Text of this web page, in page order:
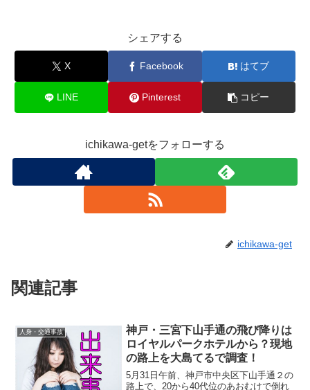
シェアする
X Facebook はてブ
LINE Pinterest コピー
ichikawa-getをフォローする
ichikawa-get
関連記事
人身・交通事故
神戸・三宮下山手通の飛び降りは
ロイヤルパークホテルから？現地
の路上を大島てるで調査！
5月31日午前、神戸市中央区下山手通２の
路上で、20から40代位のあおむけで倒れ